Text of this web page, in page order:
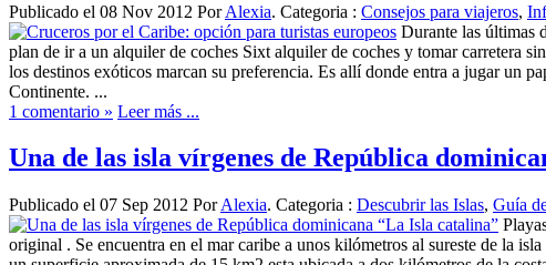
Publicado el 08 Nov 2012 PorAlexia. Categoria : Consejos para viajeros,
Durante las últimas
plan de ir a un alquiler de coches Sixt alquiler de coches y tomar carretera
los destinos exóticos marcan su preferencia. Es allí donde entra a jugar un
Continente. ...
1 comentario » Leer más ...
Una de las isla vírgenes de República
Publicado el 07 Sep 2012 PorAlexia. Categoria : Descubrir las Islas, Guía
original . Se encuentra en el mar caribe a unos kilómetros al sureste de la